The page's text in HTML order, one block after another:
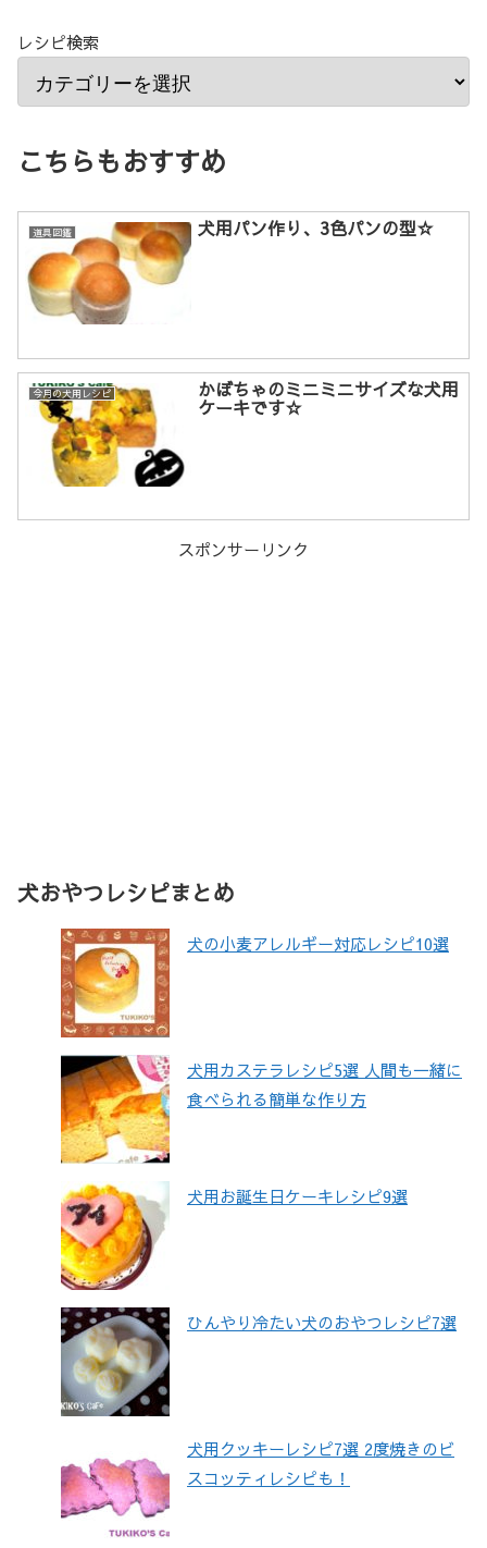
レシピ検索
こちらもおすすめ
道具図鑑 犬用パン作り、3色パンの型☆
今月の犬用レシピ かぼちゃのミニミニサイズな犬用
ケーキです☆
スポンサーリンク
犬おやつレシピまとめ
犬の小麦アレルギー対応レシピ10選
犬用カステラレシピ5選 人間も一緒に
食べられる簡単な作り方
犬用お誕生日ケーキレシピ9選
ひんやり冷たい犬のおやつレシピ7選
犬用クッキーレシピ7選 2度焼きのビ
スコッティレシピも！